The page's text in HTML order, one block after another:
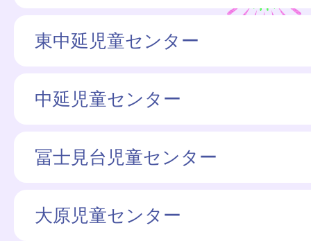
東中延児童センター
中延児童センター
冨士見台児童センター
大原児童センター